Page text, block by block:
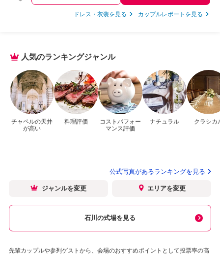
ドレス・衣装を見る カップルレポートを見る
人気のランキングジャンル
チャペルの天井
が高い
料理評価
コストパフォー
マンス評価
ナチュラル クラシカ
公式写真があるランキングを見る
ジャンルを変更 エリアを変更
石川の式場を見る
先輩カップルや参列ゲストから、会場のおすすめポイントとして投票率の高